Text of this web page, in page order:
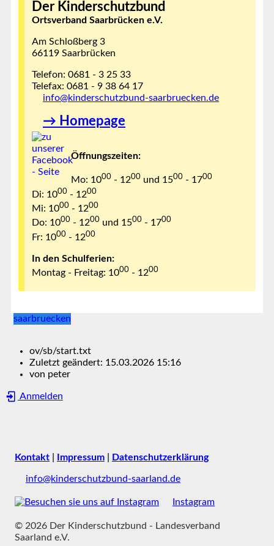
Der Kinderschutzbund
Ortsverband Saarbrücken e.V.
Am Schloßberg 3
66119 Saarbrücken
Telefon: 0681 - 3 25 33
Telefax: 0681 - 9 38 64 17
info@kinderschutzbund-saarbruecken.de
→ Homepage
Öffnungszeiten:
Mo: 1000 - 1200 und 1500 - 1700
Di: 1000 - 1200
Mi: 1000 - 1200
Do: 1000 - 1200 und 1500 - 1700
Fr: 1000 - 1200
In den Schulferien:
Montag - Freitag: 1000 - 1200
saarbruecken
ov/sb/start.txt
Zuletzt geändert: 15.03.2026 15:16
von peter
Anmelden
Kontakt Impressum Datenschutzerklärung
info@kinderschutzbund-saarland.de
Instagram
© 2026 Der Kinderschutzbund - Landesverband
Saarland e.V.